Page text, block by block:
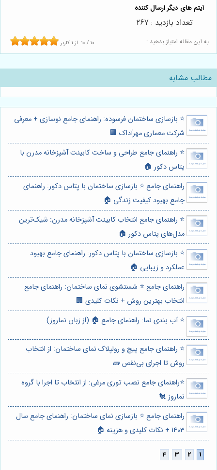
به این مقاله امتیاز بدهید : 10 / 10 از 1 کاربر
تعداد بازدید : 267
مطالب مشابه
⭐️ بازسازی ساختمان فرسوده: راهنمای جامع نوسازی + معرفی
شرکت معماری مهرآداک 🏢
⭐️ راهنمای جامع طراحی و ساخت کابینت آشپزخانه مدرن با
پتاس دکور 🏠
راهنمای جامع ⭐️ بازسازی ساختمان با پتاس دکور: راهنمای
جامع بهبود کیفیت زندگی 🏠
⭐️ راهنمای جامع انتخاب کابینت آشپزخانه مدرن: شیک‌ترین
مدل‌های پتاس دکور 🏠
⭐️ بازسازی ساختمان با پتاس دکور: راهنمای جامع بهبود
عملکرد و زیبایی 🏠
راهنمای جامع ⭐️ شستشوی نمای ساختمان: راهنمای جامع
انتخاب بهترین روش + نکات کلیدی 🏢
⭐️ آب بندی نما: راهنمای جامع 🏠 (از زبان نماروز)
⭐️ راهنمای جامع پیچ و رولپلاک نمای ساختمان: از انتخاب
روش تا اجرای بی‌نقص 🧱
⭐️راهنمای جامع نصب توری مرغی: از انتخاب تا اجرا با گروه
نماروز 🐔
راهنمای جامع ⭐️ بازسازی نمای ساختمان: راهنمای جامع سال
1403 + نکات کلیدی و هزینه 🏠